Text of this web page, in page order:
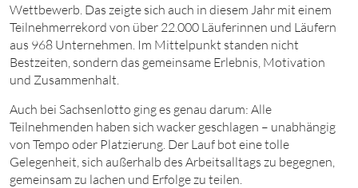
Wettbewerb. Das zeigte sich auch in diesem Jahr mit einem
Teilnehmerrekord von über 22.000 Läuferinnen und Läufern
aus 968 Unternehmen. Im Mittelpunkt standen nicht
Bestzeiten, sondern das gemeinsame Erlebnis, Motivation
und Zusammenhalt.
Auch bei Sachsenlotto ging es genau darum: Alle
Teilnehmenden haben sich wacker geschlagen – unabhängig
von Tempo oder Platzierung. Der Lauf bot eine tolle
Gelegenheit, sich außerhalb des Arbeitsalltags zu begegnen,
gemeinsam zu lachen und Erfolge zu teilen.